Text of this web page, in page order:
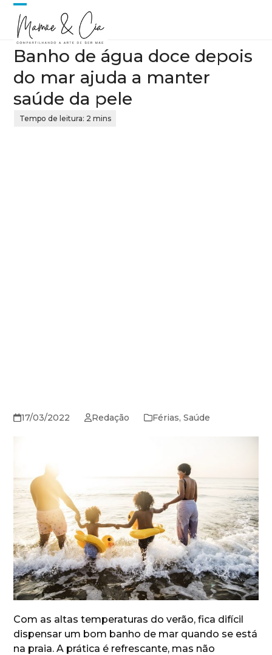
Skip
content
Open
mobile
menu
Close
mobile
menu
Banho de água doce depois
do mar ajuda a manter
saúde da pele
17/03/2022 Redação Férias, Saúde
Com as altas temperaturas do verão, fica difícil
dispensar um bom banho de mar quando se está
na praia. A prática é refrescante, mas não